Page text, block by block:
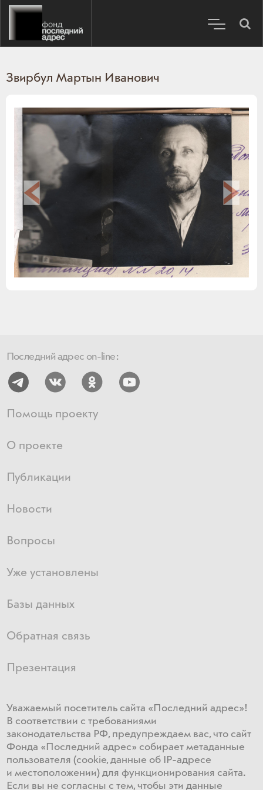
Звирбул Мартын Иванович
Последний адрес on-line:
Помощь проекту
О проекте
Публикации
Новости
Вопросы
Уже установлены
Базы данных
Обратная связь
Презентация
Уважаемый посетитель сайта «Последний адрес»!
В соответствии с требованиями
законодательства РФ, предупреждаем вас, что сайт
Фонда «Последний адрес» собирает метаданные
пользователя (cookie, данные об IP-адресе
и местоположении) для функционирования сайта​.
Если ​вы не согласны с тем, чтобы эти данные